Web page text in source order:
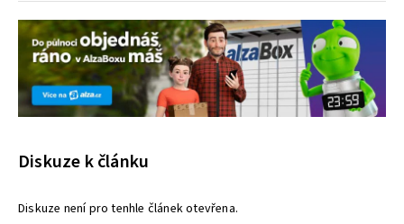
Diskuze k článku
Diskuze není pro tenhle článek otevřena.